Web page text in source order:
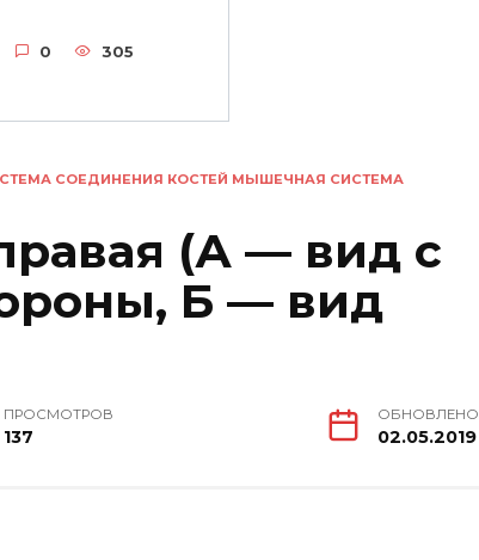
СОЕДИНЕНИЯ КОСТЕЙ МЫШЕЧНАЯ СИСТЕМА
(А — вид с
Б — вид
ПРОСМОТРОВ
137
ОБНОВЛЕНО
02.05.2019
0 305